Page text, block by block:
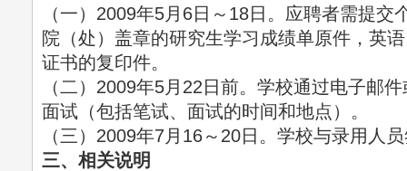
（一）2009年5月6日～18日。应聘者需提交
院（处）盖章的研究生学习成绩单原件，英
证书的复印件。
（二）2009年5月22日前。学校通过电子邮
面试（包括笔试、面试的时间和地点）。
（三）2009年7月16～20日。学校与录用人
三、相关说明